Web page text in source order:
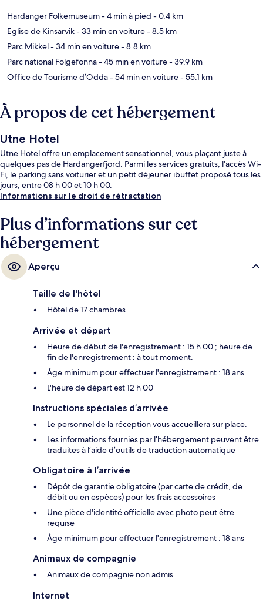
Hardanger Folkemuseum- 4 min à pied - 0.4 km
Eglise de Kinsarvik- 33 min en voiture- 8.5 km
Parc Mikkel- 34 min en voiture- 8.8 km
Parc national Folgefonna- 45 min en voiture- 39.9 km
Office de Tourisme d’Odda- 54 min en voiture- 55.1 km
À propos de cet hébergement
Utne Hotel
Utne Hotel offre un emplacement sensationnel, vous plaçant juste à
quelques pas de Hardangerfjord. Parmi les services gratuits, l'accès Wi-
Fi, le parking sans voiturier et un petit déjeuner ibuffet proposé tous les
jours, entre 08 h 00 et 10 h 00.
Informations sur le droit de rétractation
Plus d’informations sur cet
hébergement
Aperçu
Taille de l'hôtel
Hôtel de 17 chambres
Arrivée et départ
Heure de début de l'enregistrement : 15 h 00 ; heure de
fin de l'enregistrement : à tout moment.
Âge minimum pour effectuer l'enregistrement : 18 ans
L'heure de départ est 12 h 00
Instructions spéciales d’arrivée
Le personnel de la réception vous accueillera sur place.
Les informations fournies par l’hébergement peuvent être
traduites à l’aide d’outils de traduction automatique
Obligatoire à l’arrivée
Dépôt de garantie obligatoire (par carte de crédit, de
débit ou en espèces) pour les frais accessoires
Une pièce d'identité officielle avec photo peut être
requise
Âge minimum pour effectuer l'enregistrement : 18 ans
Animaux de compagnie
Animaux de compagnie non admis
Internet